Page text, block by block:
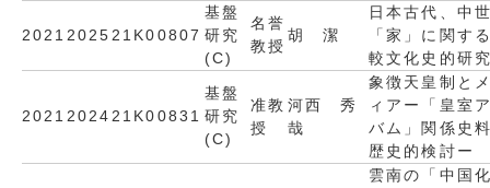
2021 2025 21K00807
基盤
研究
(C)
名誉
教授
胡 潔
日本古代、中
「家」に関す
較文化史的研
2021 2024 21K00831
基盤
研究
(C)
准教
授
河西 秀
哉
象徴天皇制と
ィアー「皇室
バム」関係史
歴史的検討ー
雲南の「中国